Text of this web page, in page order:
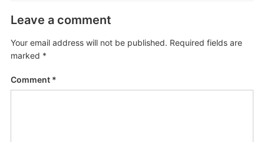
Leave a comment
Your email address will not be published. Required fields are
marked *
Comment *